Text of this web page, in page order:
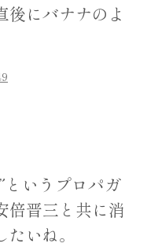
後にバナナのよ
というプロパガ
倍晋三と共に消
いね。